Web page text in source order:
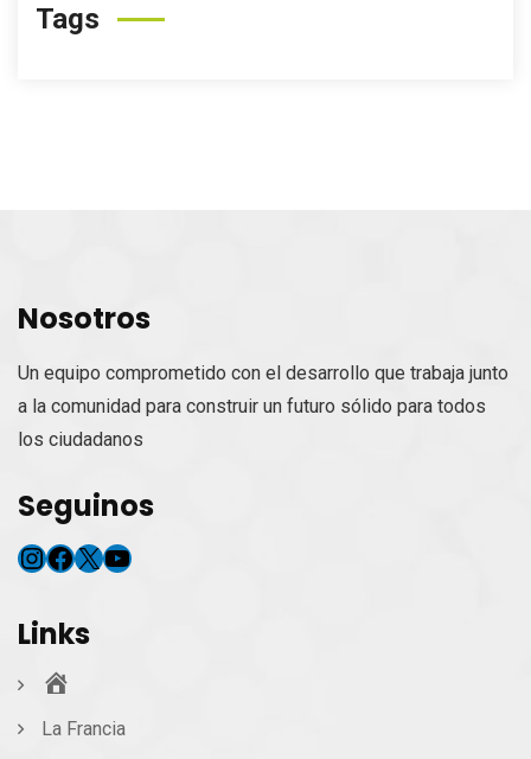
Tags
Nosotros
Un equipo comprometido con el desarrollo que trabaja junto
a la comunidad para construir un futuro sólido para todos
los ciudadanos
Seguinos
Instagram
Facebook
X YouTube
Links
La Francia